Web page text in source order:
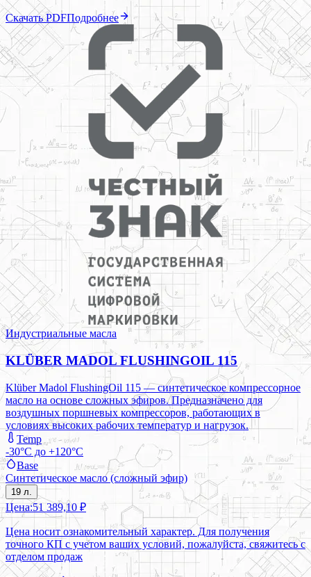
Скачать PDFПодробнее
Индустриальные масла
KLÜBER MADOL FLUSHINGOIL 115
Klüber Madol FlushingOil 115 — синтетическое компрессорное
масло на основе сложных эфиров. Предназначено для
воздушных поршневых компрессоров, работающих в
условиях высоких рабочих температур и нагрузок.
Temp
-30°C до +120°C
Base
Синтетическое масло (сложный эфир)
19 л.
Цена:51 389,10 ₽
Цена носит ознакомительный характер. Для получения
точного КП с учетом ваших условий, пожалуйста, свяжитесь с
отделом продаж